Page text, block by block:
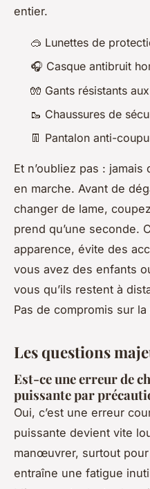
entier.
🥽 Lunettes de
🎧 Casque antibruit
🧤 Gants résistants
🥾 Chaussures de
👖 Pantalon anti-
Et n’oubliez pas : jamais
en marche. Avant de
changer de lame,
prend qu’une seconde.
apparence, évite des
vous avez des enfants
vous qu’ils restent à
Pas de compromis sur
Les questions
Est-ce une erreur de
puissante par
Oui, c’est une erreur
puissante devient vite
manœuvrer, surtout
entraîne une fatigue